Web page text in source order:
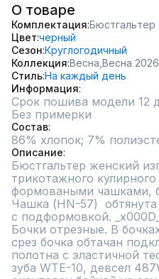
О товаре
Комплектация Бюстгальтер
Цвет черный
Сезон Круглогодичный
Коллекция Весна, Весна 2026
СтильНа каждый день
Информация
Срок пошива модели 12
Без примерки
Состав
86% хлопок; 7%
Описание
Бюстгальтер женский
трикотажного
формоваными чашками,
Чашка (HN-57)
с подформовкой. _x000D_
Бочки отрезные. В
срез бочка обтачан
полотна с эластичной
зуба WTE-10, девсел